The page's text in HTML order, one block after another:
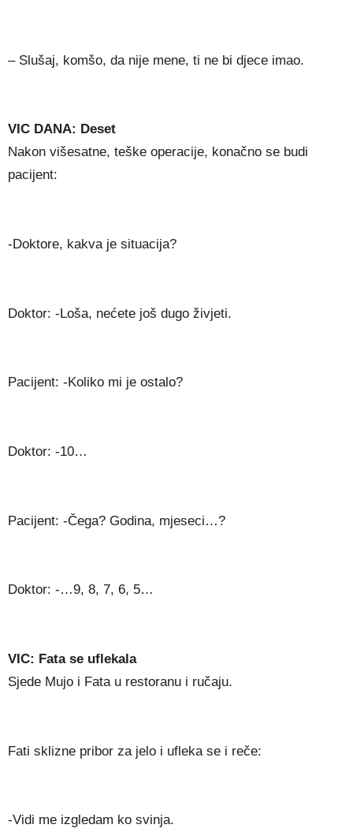
– Slušaj, komšo, da nije mene, ti ne bi djece imao.
VIC DANA: Deset
Nakon višesatne, teške operacije, konačno se budi
pacijent:
-Doktore, kakva je situacija?
Doktor: -Loša, nećete još dugo živjeti.
Pacijent: -Koliko mi je ostalo?
Doktor: -10…
Pacijent: -Čega? Godina, mjeseci…?
Doktor: -…9, 8, 7, 6, 5…
VIC: Fata se uflekala
Sjede Mujo i Fata u restoranu i ručaju.
Fati sklizne pribor za jelo i ufleka se i reče:
-Vidi me izgledam ko svinja.